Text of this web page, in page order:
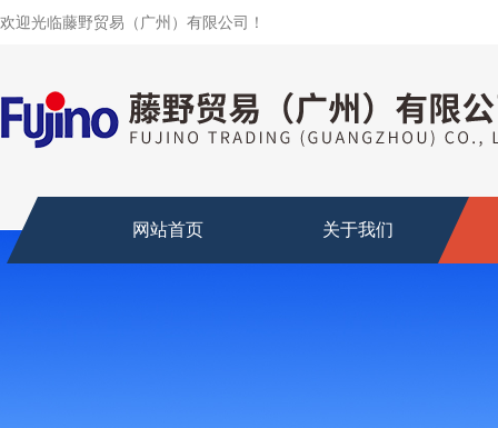
欢迎光临藤野贸易（广州）有限公司！
网站首页 关于我们